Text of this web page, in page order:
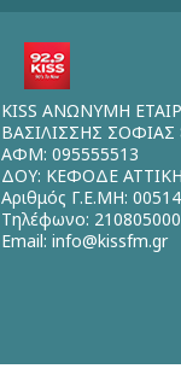
KISS ΑΝΩΝΥΜΗ
ΒΑΣΙΛΙΣΣΗΣ ΣΟΦΙΑΣ
ΑΦΜ: 095555513
ΔΟΥ: ΚΕΦΟΔΕ
Αριθμός Γ.Ε.ΜΗ:
Τηλέφωνο:
Email: info@kissfm.gr